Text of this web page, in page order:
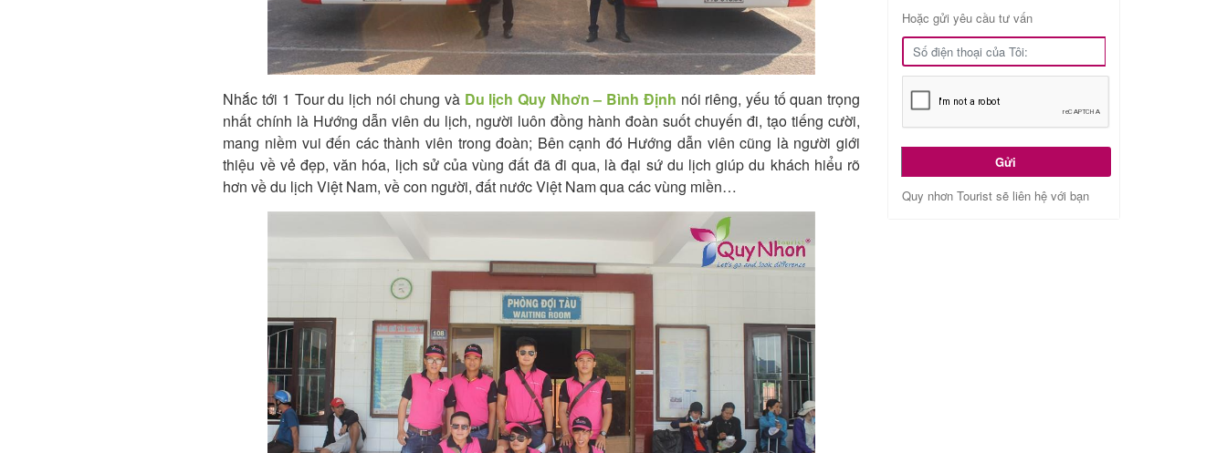
Nhắc tới 1 Tour du lịch nói chung và Du lịch Quy Nhơn – Bình Định nói riêng, yếu tố quan trọng
nhất chính là Hướng dẫn viên du lịch, người luôn đồng hành đoàn suốt chuyến đi, tạo tiếng cười,
mang niềm vui đến các thành viên trong đoàn; Bên cạnh đó Hướng dẫn viên cũng là người giới
thiệu về vẻ đẹp, văn hóa, lịch sử của vùng đất đã đi qua, là đại sứ du lịch giúp du khách hiểu rõ
hơn về du lịch Việt Nam, về con người, đất nước Việt Nam qua các vùng miền…
Hoặc gửi yêu cầu tư vấn
Gửi
Quy nhơn Tourist sẽ liên hệ với bạn